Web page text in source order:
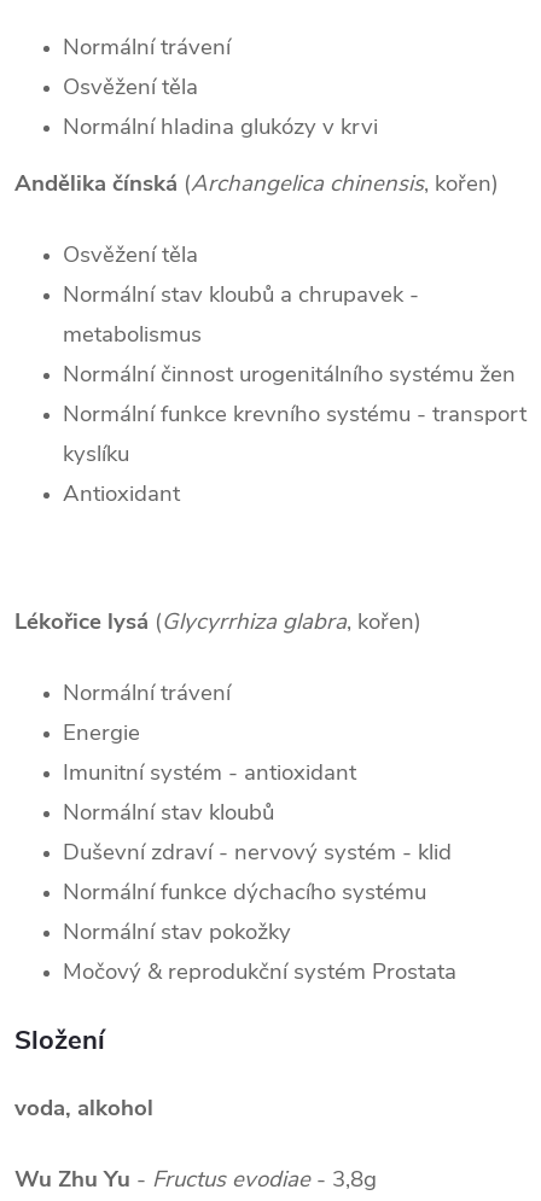
Normální trávení
Osvěžení těla
Normální hladina glukózy v krvi
Andělika čínská (Archangelica chinensis, kořen)
Osvěžení těla
Normální stav kloubů a chrupavek -
metabolismus
Normální činnost urogenitálního systému žen
Normální funkce krevního systému - transport
kyslíku
Antioxidant
Lékořice lysá (Glycyrrhiza glabra, kořen)
Normální trávení
Energie
Imunitní systém - antioxidant
Normální stav kloubů
Duševní zdraví - nervový systém - klid
Normální funkce dýchacího systému
Normální stav pokožky
Močový & reprodukční systém Prostata
Složení
voda, alkohol
Wu Zhu Yu - Fructus evodiae- 3,8g